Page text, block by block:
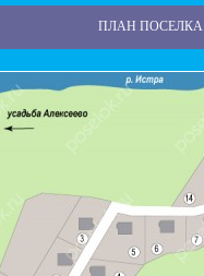
ПЛАН ПОСЕЛКА